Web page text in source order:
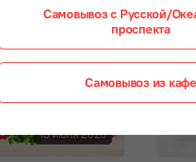
13 июля 2026
Самовывоз с Русской/
проспекта
Самовывоз из кафе